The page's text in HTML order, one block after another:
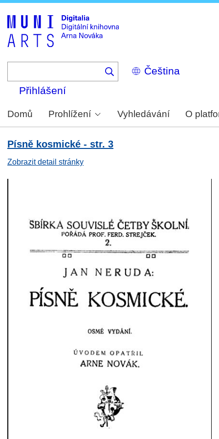
Select
your
Přihlášení
Domů Prohlížení Vyhledávání O
Písně kosmické - str. 3
Zobrazit detail stránky